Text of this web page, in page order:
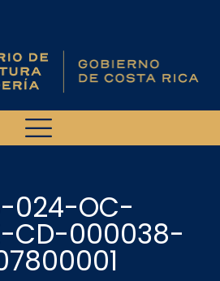
024-OC-
CD-000038-